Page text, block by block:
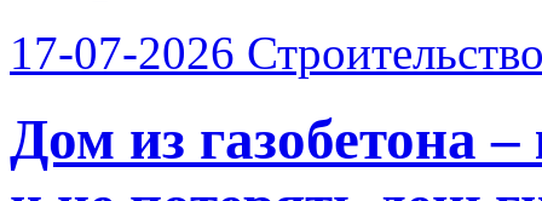
17-07-2026
Дом из газобетона